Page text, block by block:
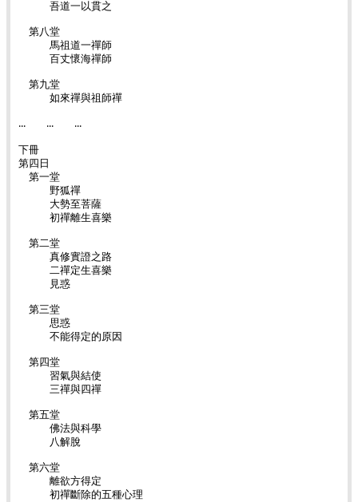
吾道一以貫之
第八堂
馬祖道一禪師
百丈懷海禪師
第九堂
如來禪與祖師禪
‧‧‧ ‧‧‧ ‧‧‧
下冊
第四日
第一堂
野狐禪
大勢至菩薩
初禪離生喜樂
第二堂
真修實證之路
二禪定生喜樂
見惑
第三堂
思惑
不能得定的原因
第四堂
習氣與結使
三禪與四禪
第五堂
佛法與科學
八解脫
第六堂
離欲方得定
初禪斷除的五種心理